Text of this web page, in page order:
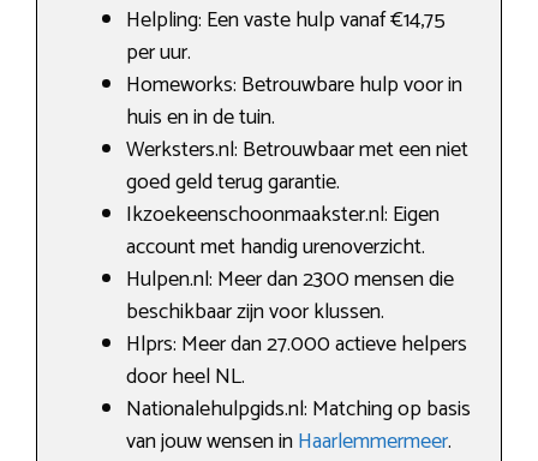
Helpling: Een vaste hulp vanaf €14,75
per uur.
Homeworks: Betrouwbare hulp voor in
huis en in de tuin.
Werksters.nl: Betrouwbaar met een niet
goed geld terug garantie.
Ikzoekeenschoonmaakster.nl: Eigen
account met handig urenoverzicht.
Hulpen.nl: Meer dan 2300 mensen die
beschikbaar zijn voor klussen.
Hlprs: Meer dan 27.000 actieve helpers
door heel NL.
Nationalehulpgids.nl: Matching op basis
van jouw wensen inHaarlemmermeer.